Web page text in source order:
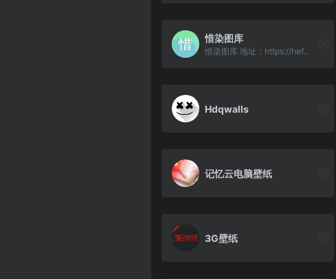
惜染图库
惜染图库 地址：https://hef...
Hdqwalls
记忆云电脑壁纸
3G壁纸